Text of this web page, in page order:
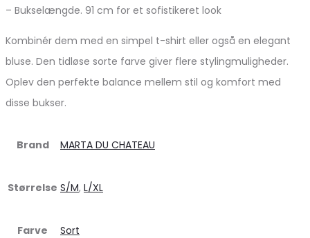
– Bukselængde. 91 cm for et sofistikeret look
Kombinér dem med en simpel t-shirt eller også en elegant
bluse. Den tidløse sorte farve giver flere stylingmuligheder.
Oplev den perfekte balance mellem stil og komfort med
disse bukser.
Brand MARTA DU CHATEAU
Størrelse S/M, L/XL
Farve Sort